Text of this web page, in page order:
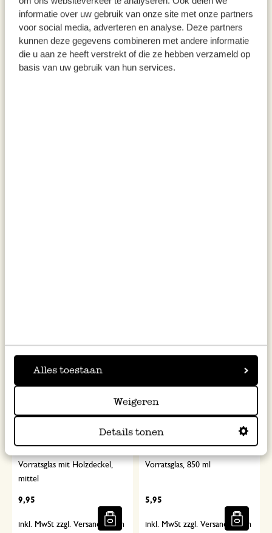
informatie over uw gebruik van onze site met onze partners
voor social media, adverteren en analyse. Deze partners
kunnen deze gegevens combineren met andere informatie
die u aan ze heeft verstrekt of die ze hebben verzameld op
basis van uw gebruik van hun services.
Alles toestaan
Weigeren
Details tonen
Glas mit Bambusdeckel, 700 ml
9,95
Glas mit einem Deckel aus
Bambus, 450 ml
8,95
Vorratsglas mit Holzdeckel,
mittel
9,95
inkl. MwSt zzgl. Versandkosten
Vorratsglas, 850 ml
5,95
inkl. MwSt zzgl. Versandkosten